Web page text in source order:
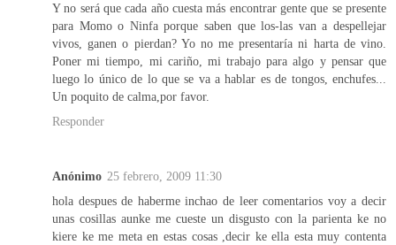
Y no será que cada año cuesta más encontrar gente que se presente
para Momo o Ninfa porque saben que los-las van a despellejar
vivos, ganen o pierdan? Yo no me presentaría ni harta de vino.
Poner mi tiempo, mi cariño, mi trabajo para algo y pensar que
luego lo único de lo que se va a hablar es de tongos, enchufes...
Un poquito de calma,por favor.
Responder
Anónimo 25 febrero, 2009 11:30
hola despues de haberme inchao de leer comentarios voy a decir
unas cosillas aunke me cueste un disgusto con la parienta ke no
kiere ke me meta en estas cosas ,decir ke ella esta muy contenta